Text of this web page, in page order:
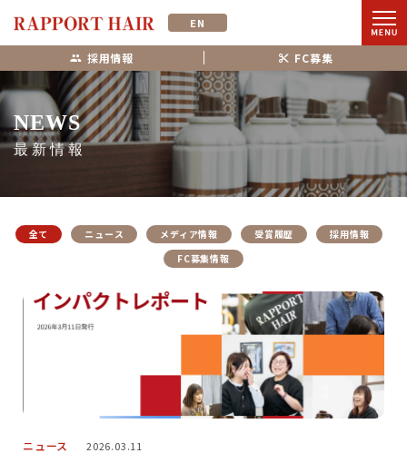
EN
採用情報 FC募集
NEWS
最新情報
全て ニュース メディア情報 受賞履歴
採用情報
FC募集情報
ニュース 2026.03.11